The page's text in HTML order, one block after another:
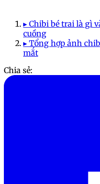
▸ Chibi bé trai là gì
cuồng
▸ Tổng hợp ảnh
mắt
Chia sẻ: